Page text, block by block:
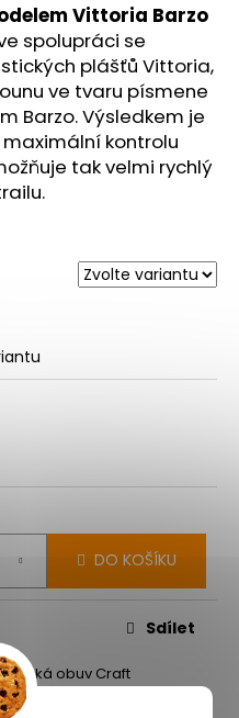
Vittoria Barzo
spolupráci se
plášťů Vittoria,
ve tvaru písmene
Barzo. Výsledkem je
kontrolu
tak velmi rychlý
DO KOŠÍKU
obuv Craft
roky
Sdílet